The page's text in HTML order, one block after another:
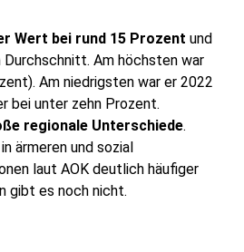
Wert bei rund 15 Prozent und
Am höchsten war
Am niedrigsten war er 2022
bei unter zehn Prozent.
regionale Unterschiede.
ärmeren und sozial
laut AOK deutlich häufiger
gibt es noch nicht.